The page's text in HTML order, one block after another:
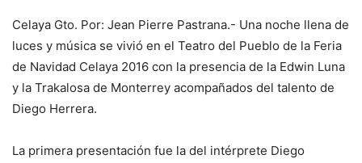
Celaya Gto. Por: Jean Pierre Pastrana.- Una noche llena de
luces y música se vivió en el Teatro del Pueblo de la Feria
de Navidad Celaya 2016 con la presencia de la Edwin Luna
y la Trakalosa de Monterrey acompañados del talento de
Diego Herrera.
La primera presentación fue la del intérprete Diego